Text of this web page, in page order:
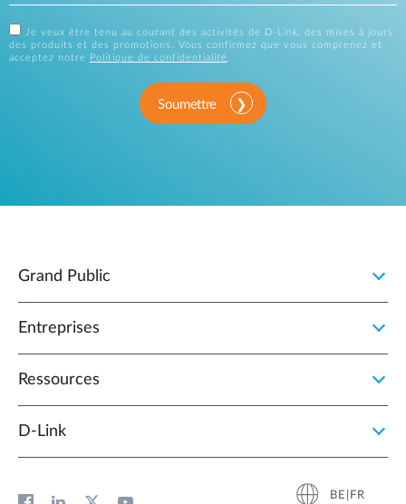
Je veux être tenu au courant des activités de D-Link, des mises à jours
des produits et des promotions. Vous confirmez que vous comprenez et
acceptez notre
Politique de confidentialité.
Soumettre
Grand Public
Entreprises
Ressources
D‑Link
BE|FR